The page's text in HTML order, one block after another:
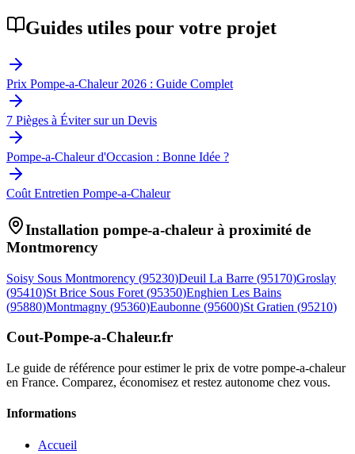
Guides utiles pour votre projet
Prix Pompe-a-Chaleur 2026 : Guide Complet
7 Pièges à Éviter sur un Devis
Pompe-a-Chaleur d'Occasion : Bonne Idée ?
Coût Entretien Pompe-a-Chaleur
Installation pompe-a-chaleur à proximité de
Montmorency
Soisy Sous Montmorency (95230)Deuil La Barre (95170)Groslay
(95410)St Brice Sous Foret (95350)Enghien Les Bains
(95880)Montmagny (95360)Eaubonne (95600)St Gratien (95210)
Cout-Pompe-a-Chaleur.fr
Le guide de référence pour estimer le prix de votre pompe-a-chaleur
en France. Comparez, économisez et restez autonome chez vous.
Informations
Accueil